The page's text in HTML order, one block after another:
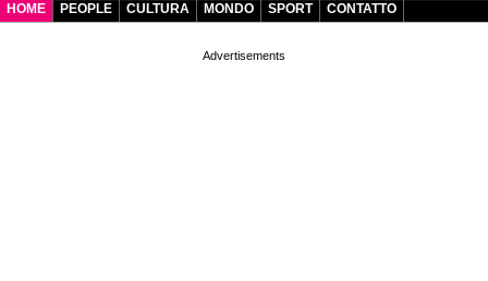
HOME PEOPLE CULTURA MONDO SPORT CONTATTO